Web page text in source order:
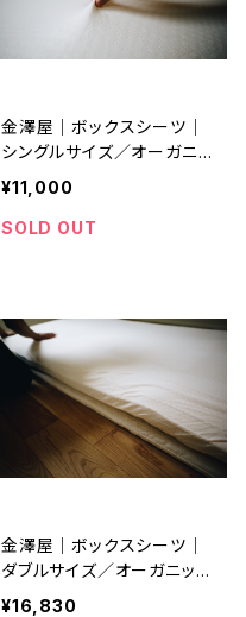
金澤屋｜ボックスシーツ｜
シングルサイズ／オーガニッ
クコットン エアニット
¥11,000
SOLD OUT
金澤屋｜ボックスシーツ｜
ダブルサイズ／オーガニック
コットン エアニット
¥16,830